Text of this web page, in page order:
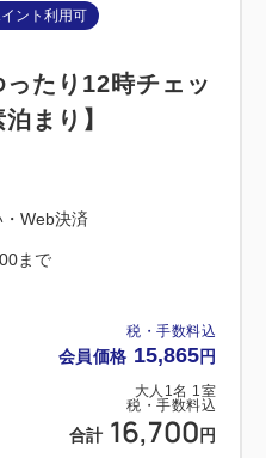
税・手数料込
会員価格 15,865円
大人 1 名 1 室
税・手数料込
合計 16,700 円
ント利用可
ったり12時チェッ
まり】
Web決済
まで